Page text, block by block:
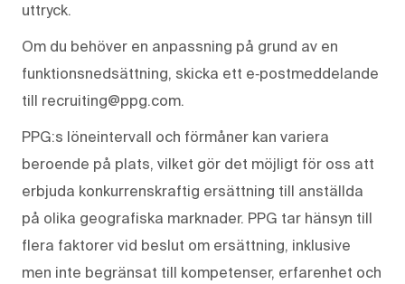
uttryck.
Om du behöver en anpassning på grund av en
funktionsnedsättning, skicka ett e‑postmeddelande
till recruiting@ppg.com.
PPG:s löneintervall och förmåner kan variera
beroende på plats, vilket gör det möjligt för oss att
erbjuda konkurrenskraftig ersättning till anställda
på olika geografiska marknader. PPG tar hänsyn till
flera faktorer vid beslut om ersättning, inklusive
men inte begränsat till kompetenser, erfarenhet och